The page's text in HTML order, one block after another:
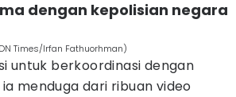
dengan kepolisian negara
Times/Irfan Fathuorhman)
untuk berkoordinasi dengan
menduga dari ribuan video